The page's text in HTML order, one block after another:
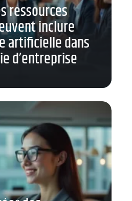
ressources
inclure
artificielle dans
d’entreprise